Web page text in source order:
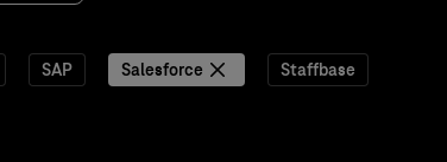
SAP Salesforce Staffbase